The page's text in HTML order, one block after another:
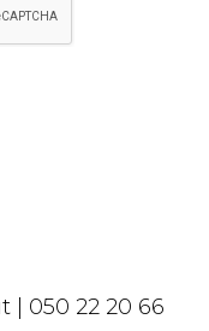
| 050 22 20 66